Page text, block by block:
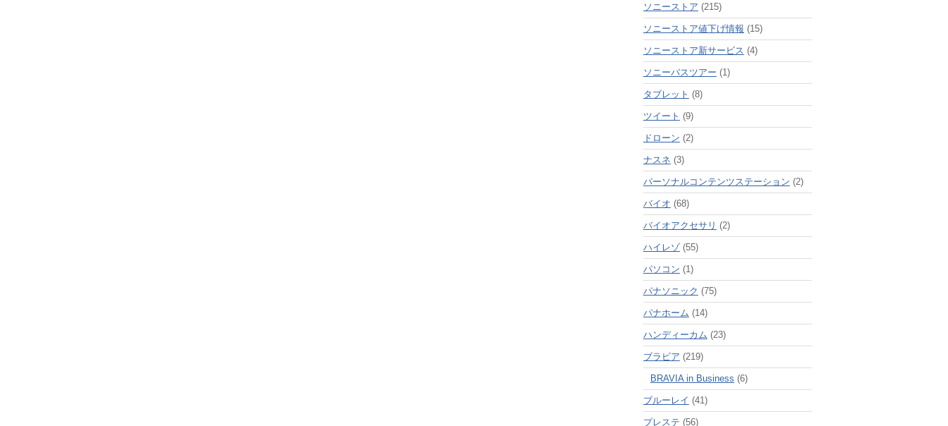
ソニーストア (215)
ソニーストア値下げ情報 (15)
ソニーストア新サービス (4)
ソニーバスツアー (1)
タブレット (8)
ツイート (9)
ドローン (2)
ナスネ (3)
パーソナルコンテンツステーション (2)
バイオ (68)
バイオアクセサリ (2)
ハイレゾ(55)
パソコン (1)
パナソニック (75)
パナホーム (14)
ハンディーカム (23)
ブラビア (219)
BRAVIA in Business (6)
ブルーレイ (41)
プレステ (56)